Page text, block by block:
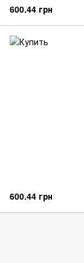
600.44 грн
600.44 грн